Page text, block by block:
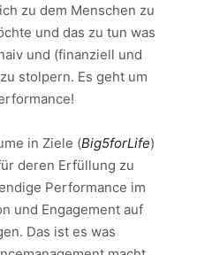
zu dem Menschen zu
und das zu tun was
und (finanziell und
stolpern. Es geht um
in Ziele (Big5forLife)
deren Erfüllung zu
Performance im
und Engagement auf
Das ist es was